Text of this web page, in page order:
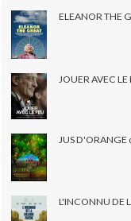
ELEANOR THE
JOUER AVEC
JUS
L'INCONNU DE